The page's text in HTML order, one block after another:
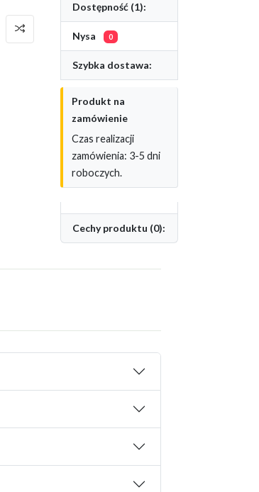
Dostępność (1):
Nysa 0
Szybka dostawa:
Produkt na
zamówienie
Czas realizacji
zamówienia: 3-5 dni
roboczych.
Cechy produktu (0):